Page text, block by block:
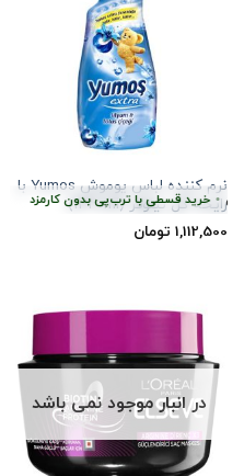
نرم کننده لباس یوموش Yumos با
رایحه گل نیلوفر (۱۴۴۰ml)• خرید قسطی با ترب‌پی بدون کارمزد
1,112,500 تومان
در انبار موجود نمی باشد